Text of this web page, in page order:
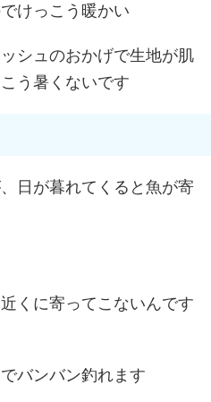
けっこう暖かい
シュのおかげで生地が肌
う暑くないです
日が暮れてくると魚が寄
くに寄ってこないんです
バンバン釣れます